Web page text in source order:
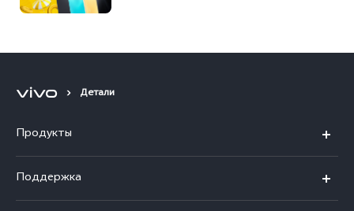
Детали
Продукты
V40
Поддержка